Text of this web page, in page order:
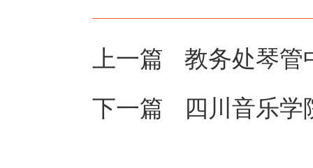
上一篇 教务处琴管
下一篇 四川音乐